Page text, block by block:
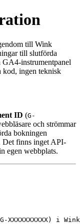
till Wink
till slutförda
instrumentpanel
kod, ingen teknisk
ID (G-
och strömmar
bokningen
finns inget API-
egen webbplats.
i